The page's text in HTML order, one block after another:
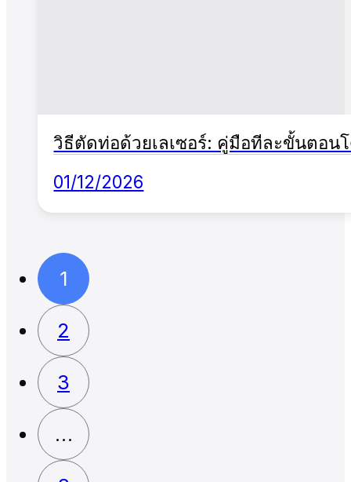
วิธีตัดท่อด้วยเลเซอร์: คู่มือทีละขั้นตอนโ
01/12/2026
1
2
3
…